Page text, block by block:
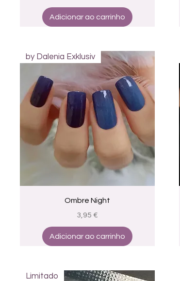
Adicionar ao carrinho
Visualização rápida
by Dalenia Exklusiv
Ombre Night
Preço
3,95 €
Adicionar ao carrinho
Limitado